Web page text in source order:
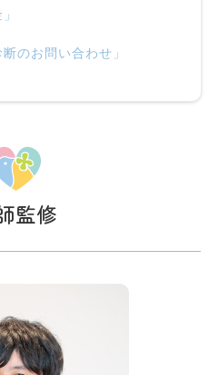
断のお問い合わせ」
監修